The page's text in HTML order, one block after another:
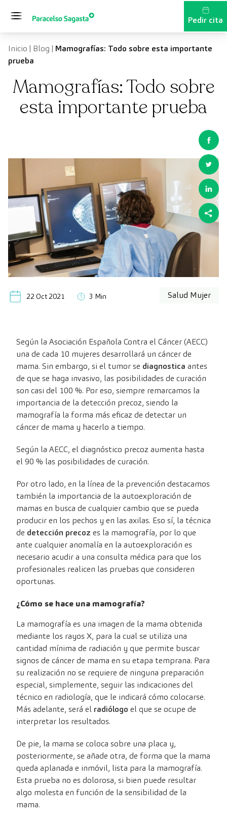
Pedir cita
Inicio | Blog | Mamografías: Todo sobre esta importante
prueba
Mamografías: Todo sobre
esta importante prueba
22 Oct 2021 3 Min Salud Mujer
Según la Asociación Española Contra el Cáncer (AECC)
una de cada 10 mujeres desarrollará un cáncer de
mama. Sin embargo, si el tumor se diagnostica antes
de que se haga invasivo, las posibilidades de curación
son casi del 100 %. Por eso, siempre remarcamos la
importancia de la detección precoz, siendo la
mamografía la forma más eficaz de detectar un
cáncer de mama y hacerlo a tiempo.
Según la AECC, el diagnóstico precoz aumenta hasta
el 90 % las posibilidades de curación.
Por otro lado, en la línea de la prevención destacamos
también la importancia de la autoexploración de
mamas en busca de cualquier cambio que se pueda
producir en los pechos y en las axilas. Eso sí, la técnica
de detección precoz es la mamografía, por lo que
ante cualquier anomalía en la autoexploración es
necesario acudir a una consulta médica para que los
profesionales realicen las pruebas que consideren
oportunas.
¿Cómo se hace una mamografía?
La mamografía es una imagen de la mama obtenida
mediante los rayos X, para la cual se utiliza una
cantidad mínima de radiación y que permite buscar
signos de cáncer de mama en su etapa temprana. Para
su realización no se requiere de ninguna preparación
especial, simplemente, seguir las indicaciones del
técnico en radiología, que le indicará cómo colocarse.
Más adelante, será el radiólogo el que se ocupe de
interpretar los resultados.
De pie, la mama se coloca sobre una placa y,
posteriormente, se añade otra, de forma que la mama
queda aplanada e inmóvil, lista para la mamografía.
Esta prueba no es dolorosa, si bien puede resultar
algo molesta en función de la sensibilidad de la
mama.